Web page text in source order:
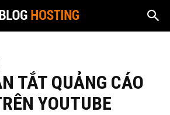
TẮT QUẢNG CÁO
YOUTUBE